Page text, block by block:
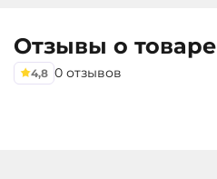
Отзывы о товаре
4,8 0 отзывов